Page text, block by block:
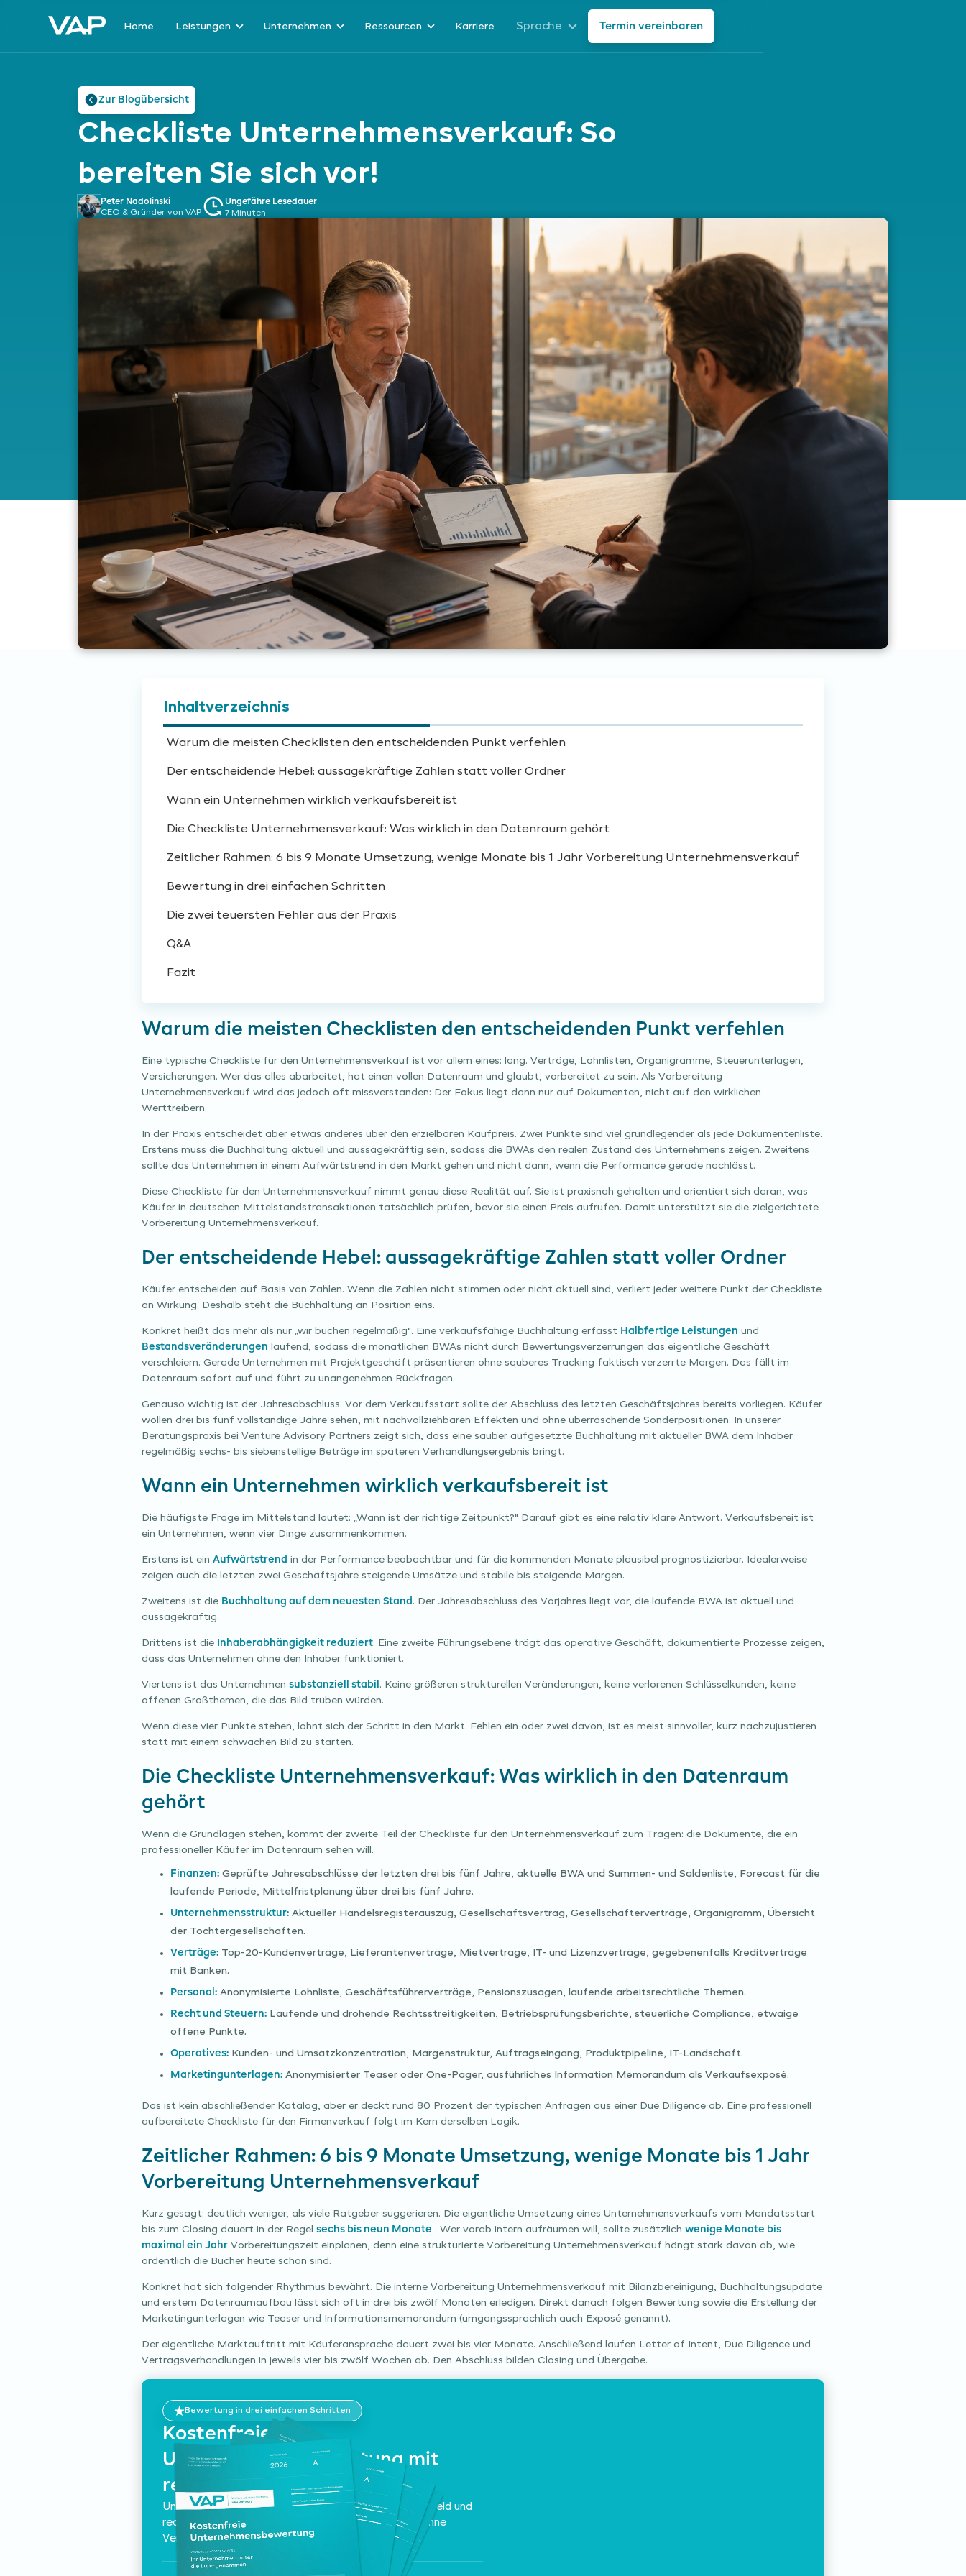
Home Leistungen Unternehmen Ressourcen Karriere Sprache Termin vereinbaren
Zur Blogübersicht
Checkliste Unternehmensverkauf: So
bereiten Sie sich vor!
Peter Nadolinski
CEO & Gründer von VAP
Ungefähre Lesedauer
7 Minuten
Inhaltverzeichnis
Warum die meisten Checklisten den entscheidenden Punkt verfehlen
Der entscheidende Hebel: aussagekräftige Zahlen statt voller Ordner
Wann ein Unternehmen wirklich verkaufsbereit ist
Die Checkliste Unternehmensverkauf: Was wirklich in den Datenraum gehört
Zeitlicher Rahmen: 6 bis 9 Monate Umsetzung, wenige Monate bis 1 Jahr Vorbereitung Unternehmensverkauf
Bewertung in drei einfachen Schritten
Die zwei teuersten Fehler aus der Praxis
Q&A
Fazit
Warum die meisten Checklisten den entscheidenden Punkt verfehlen
Eine typische Checkliste für den Unternehmensverkauf ist vor allem eines: lang. Verträge, Lohnlisten, Organigramme, Steuerunterlagen,
Versicherungen. Wer das alles abarbeitet, hat einen vollen Datenraum und glaubt, vorbereitet zu sein. Als Vorbereitung
Unternehmensverkauf wird das jedoch oft missverstanden: Der Fokus liegt dann nur auf Dokumenten, nicht auf den wirklichen
Werttreibern.
In der Praxis entscheidet aber etwas anderes über den erzielbaren Kaufpreis. Zwei Punkte sind viel grundlegender als jede Dokumentenliste.
Erstens muss die Buchhaltung aktuell und aussagekräftig sein, sodass die BWAs den realen Zustand des Unternehmens zeigen. Zweitens
sollte das Unternehmen in einem Aufwärtstrend in den Markt gehen und nicht dann, wenn die Performance gerade nachlässt.
Diese Checkliste für den Unternehmensverkauf nimmt genau diese Realität auf. Sie ist praxisnah gehalten und orientiert sich daran, was
Käufer in deutschen Mittelstandstransaktionen tatsächlich prüfen, bevor sie einen Preis aufrufen. Damit unterstützt sie die zielgerichtete
Vorbereitung Unternehmensverkauf.
Der entscheidende Hebel: aussagekräftige Zahlen statt voller Ordner
Käufer entscheiden auf Basis von Zahlen. Wenn die Zahlen nicht stimmen oder nicht aktuell sind, verliert jeder weitere Punkt der Checkliste
an Wirkung. Deshalb steht die Buchhaltung an Position eins.
Konkret heißt das mehr als nur „wir buchen regelmäßig". Eine verkaufsfähige Buchhaltung erfasst Halbfertige Leistungen und
Bestandsveränderungen laufend, sodass die monatlichen BWAs nicht durch Bewertungsverzerrungen das eigentliche Geschäft
verschleiern. Gerade Unternehmen mit Projektgeschäft präsentieren ohne sauberes Tracking faktisch verzerrte Margen. Das fällt im
Datenraum sofort auf und führt zu unangenehmen Rückfragen.
Genauso wichtig ist der Jahresabschluss. Vor dem Verkaufsstart sollte der Abschluss des letzten Geschäftsjahres bereits vorliegen. Käufer
wollen drei bis fünf vollständige Jahre sehen, mit nachvollziehbaren Effekten und ohne überraschende Sonderpositionen. In unserer
Beratungspraxis bei Venture Advisory Partners zeigt sich, dass eine sauber aufgesetzte Buchhaltung mit aktueller BWA dem Inhaber
regelmäßig sechs- bis siebenstellige Beträge im späteren Verhandlungsergebnis bringt.
Wann ein Unternehmen wirklich verkaufsbereit ist
Die häufigste Frage im Mittelstand lautet: „Wann ist der richtige Zeitpunkt?" Darauf gibt es eine relativ klare Antwort. Verkaufsbereit ist
ein Unternehmen, wenn vier Dinge zusammenkommen.
Erstens ist ein Aufwärtstrend in der Performance beobachtbar und für die kommenden Monate plausibel prognostizierbar. Idealerweise
zeigen auch die letzten zwei Geschäftsjahre steigende Umsätze und stabile bis steigende Margen.
Zweitens ist die Buchhaltung auf dem neuesten Stand . Der Jahresabschluss des Vorjahres liegt vor, die laufende BWA ist aktuell und
aussagekräftig.
Drittens ist die Inhaberabhängigkeit reduziert. Eine zweite Führungsebene trägt das operative Geschäft, dokumentierte Prozesse zeigen,
dass das Unternehmen ohne den Inhaber funktioniert.
Viertens ist das Unternehmen substanziell stabil . Keine größeren strukturellen Veränderungen, keine verlorenen Schlüsselkunden, keine
offenen Großthemen, die das Bild trüben würden.
Wenn diese vier Punkte stehen, lohnt sich der Schritt in den Markt. Fehlen ein oder zwei davon, ist es meist sinnvoller, kurz nachzujustieren
statt mit einem schwachen Bild zu starten.
Die Checkliste Unternehmensverkauf: Was wirklich in den Datenraum
gehört
Wenn die Grundlagen stehen, kommt der zweite Teil der Checkliste für den Unternehmensverkauf zum Tragen: die Dokumente, die ein
professioneller Käufer im Datenraum sehen will.
Finanzen: Geprüfte Jahresabschlüsse der letzten drei bis fünf Jahre, aktuelle BWA und Summen- und Saldenliste, Forecast für die
laufende Periode, Mittelfristplanung über drei bis fünf Jahre.
Unternehmensstruktur: Aktueller Handelsregisterauszug, Gesellschaftsvertrag, Gesellschafterverträge, Organigramm, Übersicht
der Tochtergesellschaften.
Verträge: Top-20-Kundenverträge, Lieferantenverträge, Mietverträge, IT- und Lizenzverträge, gegebenenfalls Kreditverträge
mit Banken.
Personal: Anonymisierte Lohnliste, Geschäftsführerverträge, Pensionszusagen, laufende arbeitsrechtliche Themen.
Recht und Steuern: Laufende und drohende Rechtsstreitigkeiten, Betriebsprüfungsberichte, steuerliche Compliance, etwaige
offene Punkte.
Operatives: Kunden- und Umsatzkonzentration, Margenstruktur, Auftragseingang, Produktpipeline, IT-Landschaft.
Marketingunterlagen: Anonymisierter Teaser oder One-Pager, ausführliches Information Memorandum als Verkaufsexposé.
Das ist kein abschließender Katalog, aber er deckt rund 80 Prozent der typischen Anfragen aus einer Due Diligence ab. Eine professionell
aufbereitete Checkliste für den Firmenverkauf folgt im Kern derselben Logik.
Zeitlicher Rahmen: 6 bis 9 Monate Umsetzung, wenige Monate bis 1 Jahr
Vorbereitung Unternehmensverkauf
Kurz gesagt: deutlich weniger, als viele Ratgeber suggerieren. Die eigentliche Umsetzung eines Unternehmensverkaufs vom Mandatsstart
bis zum Closing dauert in der Regel sechs bis neun Monate . Wer vorab intern aufräumen will, sollte zusätzlich wenige Monate bis
maximal ein Jahr Vorbereitungszeit einplanen, denn eine strukturierte Vorbereitung Unternehmensverkauf hängt stark davon ab, wie
ordentlich die Bücher heute schon sind.
Konkret hat sich folgender Rhythmus bewährt. Die interne Vorbereitung Unternehmensverkauf mit Bilanzbereinigung, Buchhaltungsupdate
und erstem Datenraumaufbau lässt sich oft in drei bis zwölf Monaten erledigen. Direkt danach folgen Bewertung sowie die Erstellung der
Marketingunterlagen wie Teaser und Informationsmemorandum (umgangssprachlich auch Exposé genannt).
Der eigentliche Marktauftritt mit Käuferansprache dauert zwei bis vier Monate. Anschließend laufen Letter of Intent, Due Diligence und
Vertragsverhandlungen in jeweils vier bis zwölf Wochen ab. Den Abschluss bilden Closing und Übergabe.
Bewertung in drei einfachen Schritten
Kostenfreie
Unternehmensbewertung mit
realistischem Marktwert.
Unsere Experten analysieren Ertragskraft, Marktumfeld und
reale Verkaufspreise. Vertraulich, unverbindlich und ohne
Verkaufsdruck